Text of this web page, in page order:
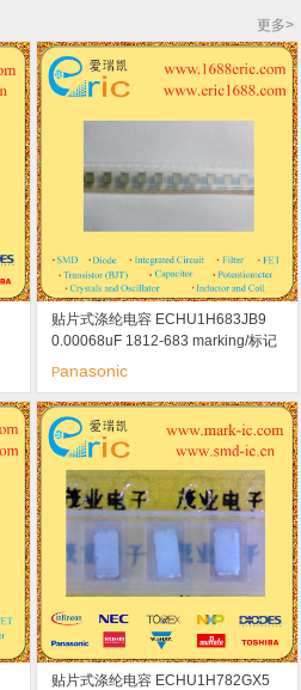
更多>
贴片式涤纶电容 ECHU1H683JB9
0.00068uF 1812-683 marking/标记
Panasonic
贴片式涤纶电容 ECHU1H782GX5